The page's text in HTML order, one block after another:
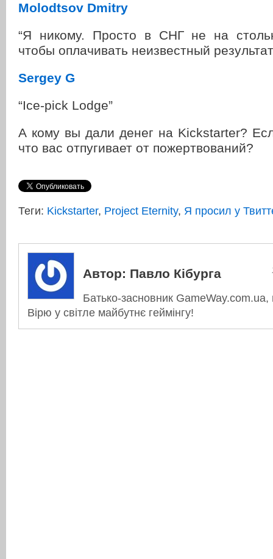
Molodtsov Dmitry
“Я никому. Просто в СНГ не на
чтобы оплачивать неизвестный
Sergey G
“Ice-pick Lodge”
А кому вы дали денег на Kickstarter?
что вас отпугивает от пожертвований?
Теги: Kickstarter, Project Eternity, Я просил у
Автор: Павло Кібурга
Батько-засновник
Вірю у світле майбутнє геймінгу!